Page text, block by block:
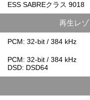
ESS SABREクラス 9018
再生レゾ
PCM: 32-bit / 384 kHz
PCM: 32-bit / 384 kHz
DSD: DSD64